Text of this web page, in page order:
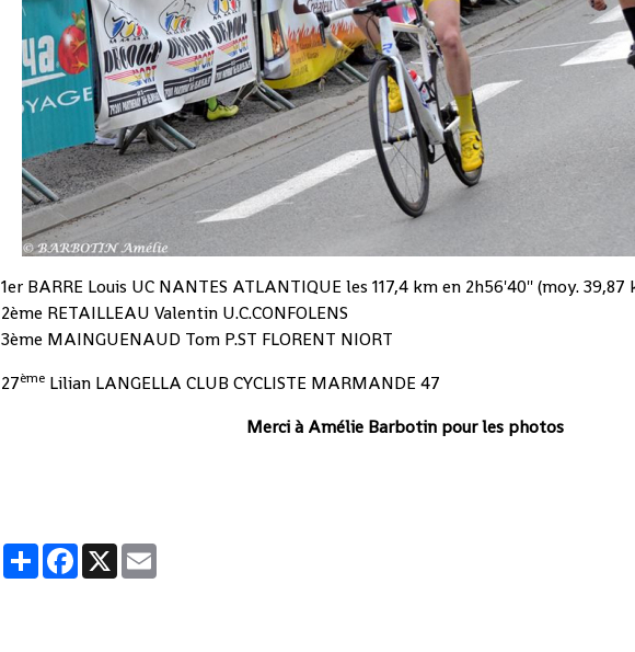
1er BARRE Louis UC NANTES ATLANTIQUE les 117,4 km en 2h56'40'' (moy. 39,87
2ème RETAILLEAU Valentin U.C.CONFOLENS
3ème MAINGUENAUD Tom P.ST FLORENT NIORT
27èmeLilian LANGELLA CLUB CYCLISTE MARMANDE 47
Merci à Amélie Barbotin pour les photos
PartagerFacebook
X Email